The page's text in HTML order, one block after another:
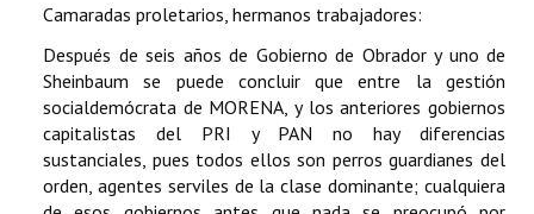
Camaradas proletarios, hermanos trabajadores:
Después de seis años de Gobierno de Obrador y uno de
Sheinbaum se puede concluir que entre la gestión
socialdemócrata de MORENA, y los anteriores gobiernos
capitalistas del PRI y PAN no hay diferencias
sustanciales, pues todos ellos son perros guardianes del
orden, agentes serviles de la clase dominante; cualquiera